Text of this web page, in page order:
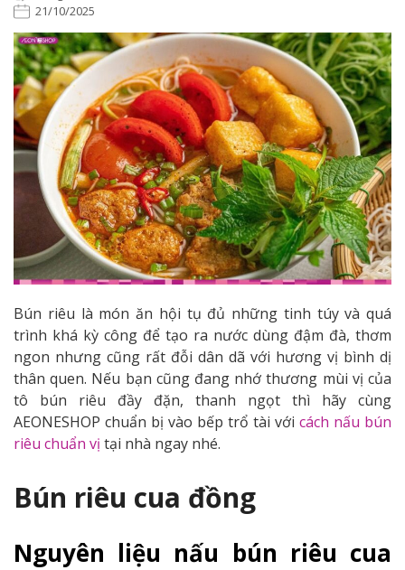
21/10/2025
Bún riêu là món ăn hội tụ đủ những tinh túy và quá
trình khá kỳ công để tạo ra nước dùng đậm đà, thơm
ngon nhưng cũng rất đỗi dân dã với hương vị bình dị
thân quen. Nếu bạn cũng đang nhớ thương mùi vị của
tô bún riêu đầy đặn, thanh ngọt thì hãy cùng
AEONESHOP chuẩn bị vào bếp trổ tài với cách nấu bún
riêu chuẩn vị tại nhà ngay nhé.
Bún riêu cua đồng
Nguyên liệu nấu bún riêu cua